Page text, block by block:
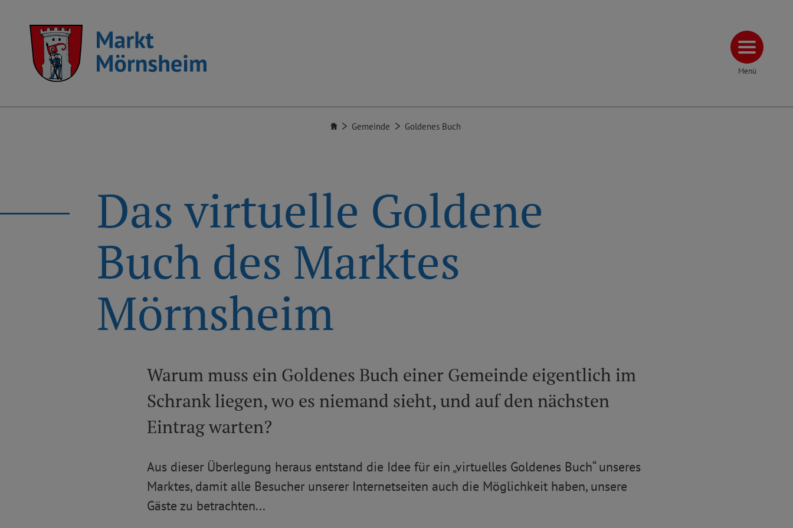
Menü
Gemeinde Goldenes Buch
Das virtuelle Goldene
Buch des Marktes
Mörnsheim
Warum muss ein Goldenes Buch einer Gemeinde eigentlich im
Schrank liegen, wo es niemand sieht, und auf den nächsten
Eintrag warten?
Aus dieser Überlegung heraus entstand die Idee für ein „virtuelles Goldenes Buch“ unseres
Marktes, damit alle Besucher unserer Internetseiten auch die Möglichkeit haben, unsere
Gäste zu betrachten...